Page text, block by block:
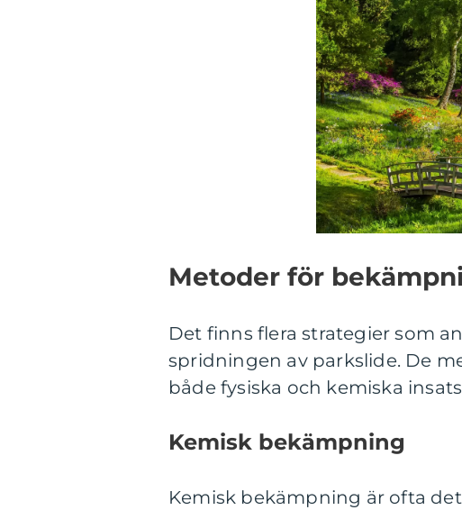
Metoder för
Det finns flera strategier som
spridningen av parkslide. De
både fysiska och kemiska
Kemisk bekämpning
Kemisk bekämpning är ofta